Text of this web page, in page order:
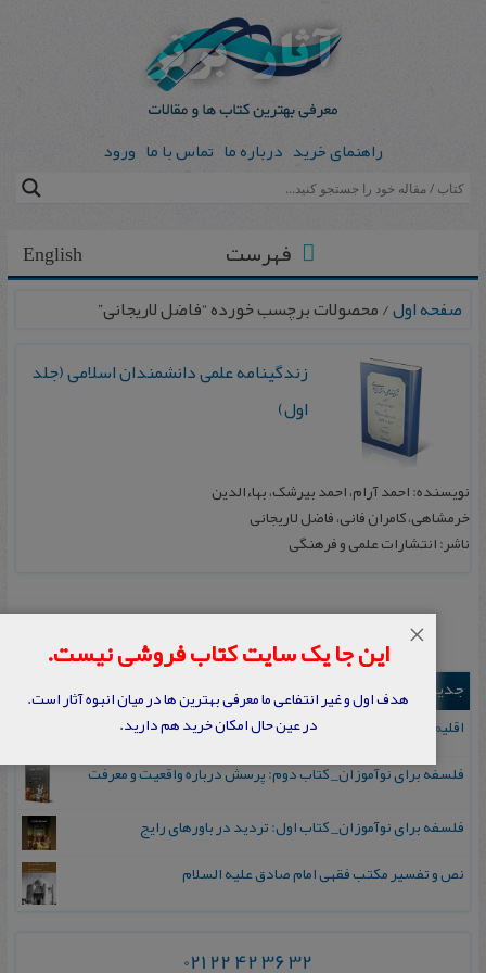
راهنمای خرید درباره ما تماس با ما ورود
English فهرست
صفحه اول/ محصولات برچسب خورده “فاضل لاریجانی”
زندگینامه علمی دانشمندان اسلامی (جلد
اول)
نویسنده: احمد آرام، احمد بیرشک، بهاءالدین
خرمشاهی، کامران فانی، فاضل لاریجانی
ناشر: انتشارات علمی و فرهنگی
جدیدترین ها
اقلیم مورخان؛ مهارت‌های تاریخ ورزی علمی
فلسفه برای نوآموزان_ کتاب دوم: پرسش درباره واقعیت و معرفت
فلسفه برای نوآموزان_ کتاب اول: تردید در باورهای رایج
نص و تفسیر مکتب فقهی امام صادق علیه السلام
021 22 42 36 32
این جا یک سایت کتاب فروشی نیست.
هدف اول و غیر انتفاعی ما معرفی بهترین ها در میان انبوه آثار است.
در عین حال امکان خرید هم دارید.
×